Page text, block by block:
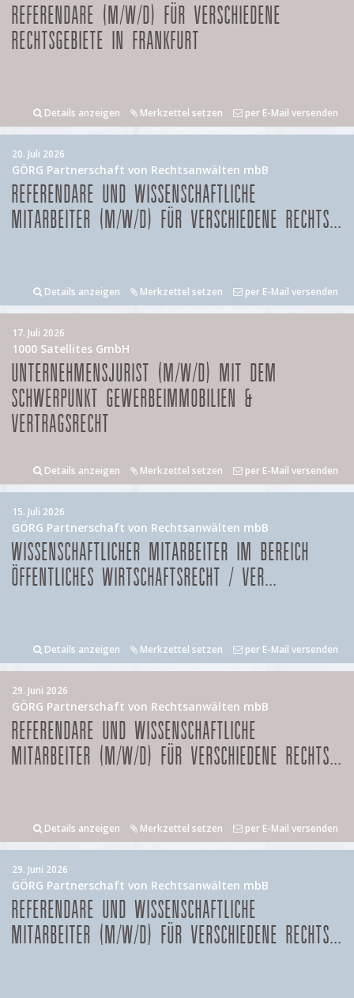
REFERENDARE (M/W/D) FÜR VERSCHIEDENE
RECHTSGEBIETE IN FRANKFURT
Details anzeigen Merkzettel setzen per E-Mail versenden
20. Juli 2026
GÖRG Partnerschaft von Rechtsanwälten mbB
REFERENDARE UND WISSENSCHAFTLICHE
MITARBEITER (M/W/D) FÜR VERSCHIEDENE RECHTS...
Details anzeigen Merkzettel setzen per E-Mail versenden
17. Juli 2026
1000 Satellites GmbH
UNTERNEHMENSJURIST (M/W/D) MIT DEM
SCHWERPUNKT GEWERBEIMMOBILIEN &
VERTRAGSRECHT
Details anzeigen Merkzettel setzen per E-Mail versenden
15. Juli 2026
GÖRG Partnerschaft von Rechtsanwälten mbB
WISSENSCHAFTLICHER MITARBEITER IM BEREICH
ÖFFENTLICHES WIRTSCHAFTSRECHT / VER...
Details anzeigen Merkzettel setzen per E-Mail versenden
29. Juni 2026
GÖRG Partnerschaft von Rechtsanwälten mbB
REFERENDARE UND WISSENSCHAFTLICHE
MITARBEITER (M/W/D) FÜR VERSCHIEDENE RECHTS...
Details anzeigen Merkzettel setzen per E-Mail versenden
29. Juni 2026
GÖRG Partnerschaft von Rechtsanwälten mbB
REFERENDARE UND WISSENSCHAFTLICHE
MITARBEITER (M/W/D) FÜR VERSCHIEDENE RECHTS...